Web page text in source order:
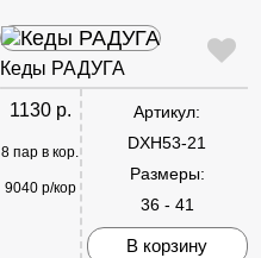
Кеды РАДУГА
1130 р.
8 пар в кор.
9040 р/кор
Артикул:
DXH53-21
Размеры:
36 - 41
В корзину